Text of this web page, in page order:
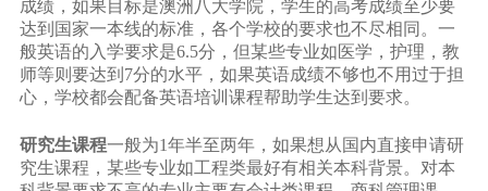
成绩，如果目标是澳洲八大学院，学生的高考成绩至少要
达到国家一本线的标准，各个学校的要求也不尽相同。一
般英语的入学要求是6.5分，但某些专业如医学，护理，教
师等则要达到7分的水平，如果英语成绩不够也不用过于担
心，学校都会配备英语培训课程帮助学生达到要求。
研究生课程一般为1年半至两年，如果想从国内直接申请研
究生课程，某些专业如工程类最好有相关本科背景。对本